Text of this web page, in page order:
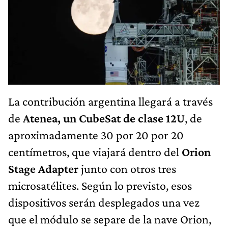
La contribución argentina llegará a través
de Atenea, un CubeSat de clase 12U, de
aproximadamente 30 por 20 por 20
centímetros, que viajará dentro del Orion
Stage Adapterjunto con otros tres
microsatélites. Según lo previsto, esos
dispositivos serán desplegados una vez
que el módulo se separe de la nave Orion,